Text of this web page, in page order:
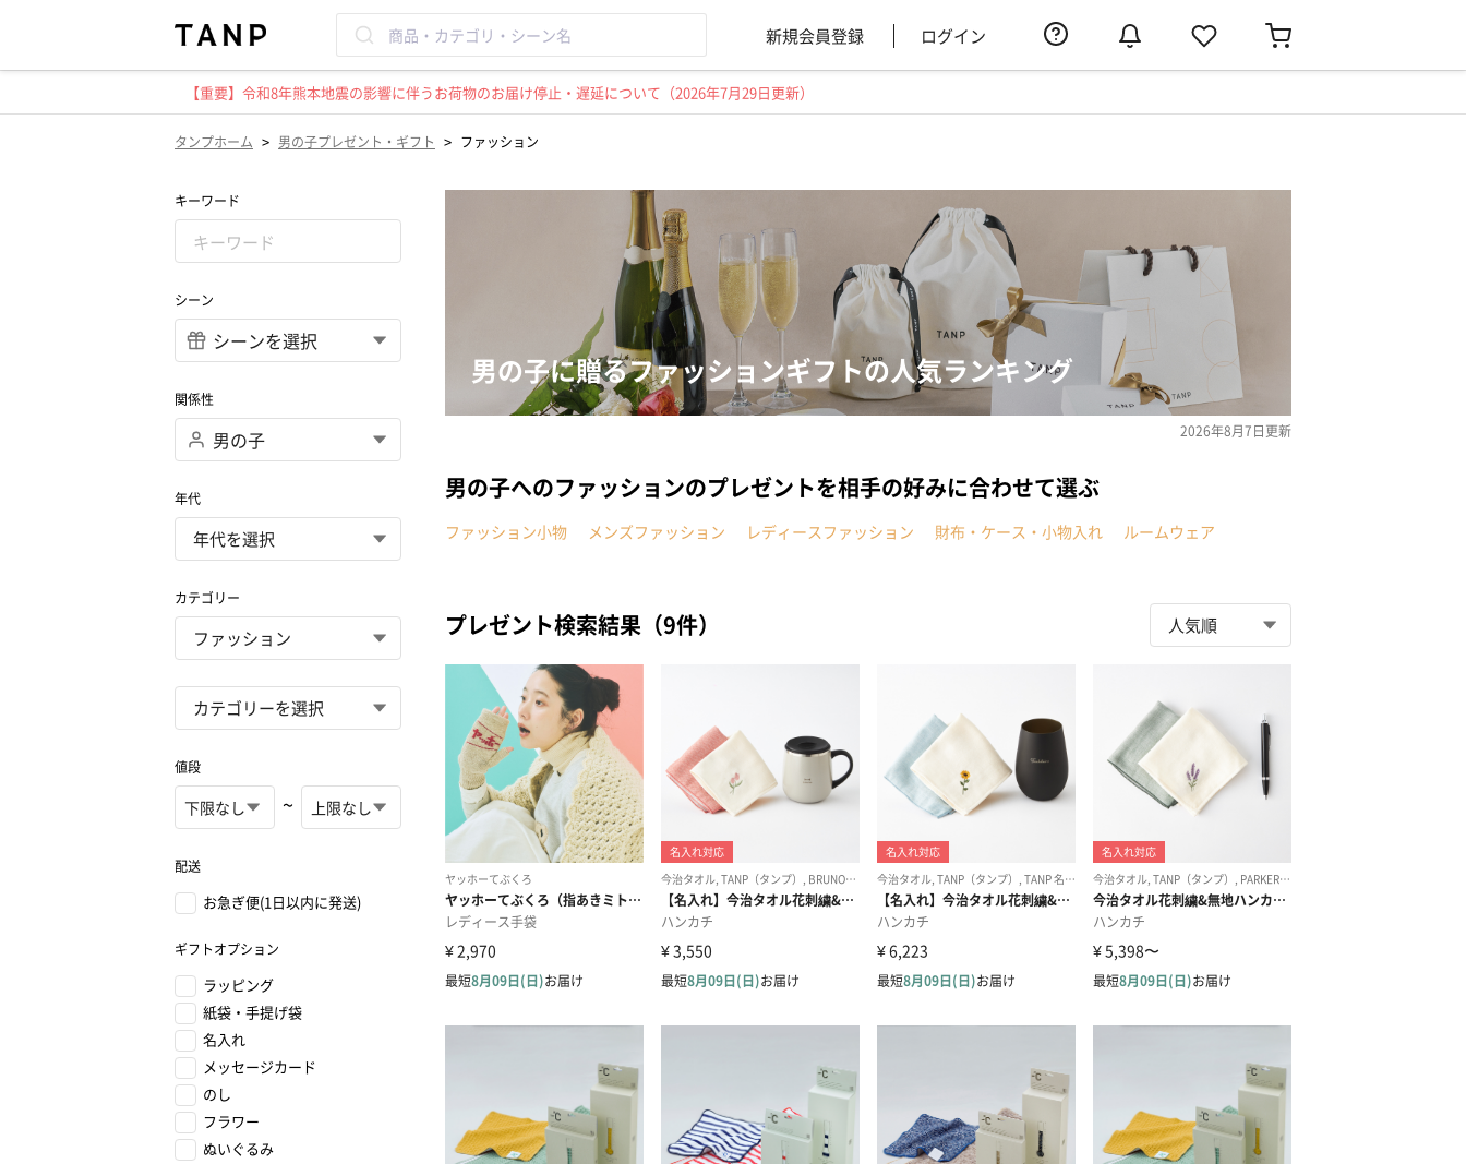
新規会員登録 ログイン
【重要】令和8年熊本地震の影響に伴うお荷物のお届け停止・遅延について（2026年7月29日更新）
タンプホーム > 男の子プレゼント・ギフト > ファッション
キーワード
シーン
関係性
年代
カテゴリー
値段
~
配送
お急ぎ便(1日以内に発送)
ギフトオプション
ラッピング
紙袋・手提げ袋
名入れ
メッセージカード
のし
フラワー
ぬいぐるみ
男の子に贈るファッションギフトの人気ランキング
2026年8月7日更新
男の子へのファッションのプレゼントを相手の好みに合わせて選ぶ
ファッション小物 メンズファッション レディースファッション 財布・ケース・小物入れ ルームウェア
プレゼント検索結果（9件）